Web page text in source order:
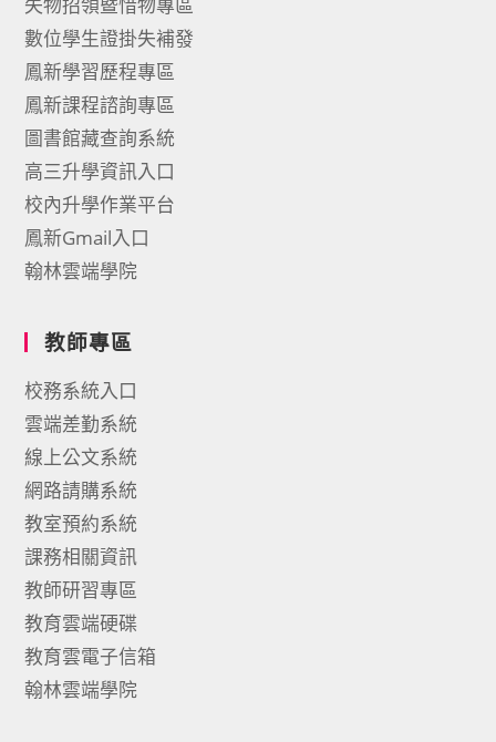
失物招領暨惜物專區
數位學生證掛失補發
鳳新學習歷程專區
鳳新課程諮詢專區
圖書館藏查詢系統
高三升學資訊入口
校內升學作業平台
鳳新Gmail入口
翰林雲端學院
教師專區
校務系統入口
雲端差勤系統
線上公文系統
網路請購系統
教室預約系統
課務相關資訊
教師研習專區
教育雲端硬碟
教育雲電子信箱
翰林雲端學院